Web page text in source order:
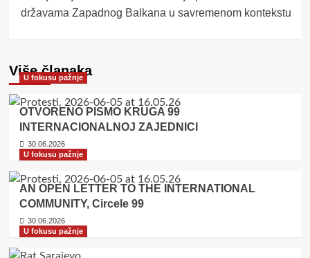
državama Zapadnog Balkana u savremenom kontekstu
Više članaka
U fokusu pažnje
OTVORENO PISMO KRUGA 99
INTERNACIONALNOJ ZAJEDNICI
30.06.2026
U fokusu pažnje
AN OPEN LETTER TO THE INTERNATIONAL
COMMUNITY, Circele 99
30.06.2026
U fokusu pažnje